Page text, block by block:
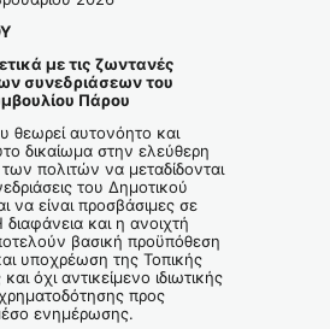
με τις ζωντανές
συνεδριάσεων του
Πάρου
θεωρεί αυτονόητο και
δικαίωμα στην ελεύθερη
πολιτών να μεταδίδονται
του Δημοτικού
να είναι προσβάσιμες σε
και η ανοιχτή
βασική προϋπόθεση
υποχρέωση της Τοπικής
όχι αντικείμενο ιδιωτικής
προς
ενημέρωσης.